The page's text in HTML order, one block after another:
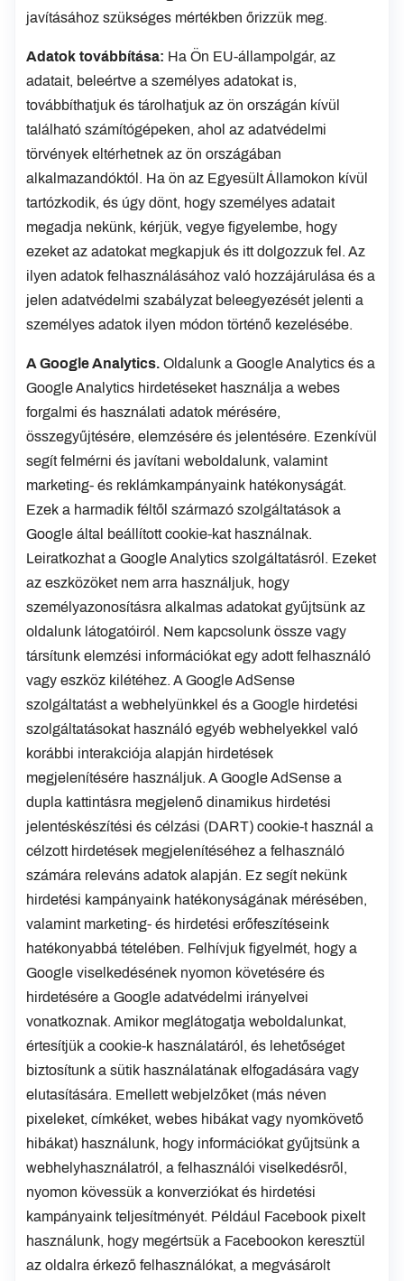
javításához szükséges mértékben őrizzük meg.
Adatok továbbítása: Ha Ön EU-állampolgár, az
adatait, beleértve a személyes adatokat is,
továbbíthatjuk és tárolhatjuk az ön országán kívül
található számítógépeken, ahol az adatvédelmi
törvények eltérhetnek az ön országában
alkalmazandóktól. Ha ön az Egyesült Államokon kívül
tartózkodik, és úgy dönt, hogy személyes adatait
megadja nekünk, kérjük, vegye figyelembe, hogy
ezeket az adatokat megkapjuk és itt dolgozzuk fel. Az
ilyen adatok felhasználásához való hozzájárulása és a
jelen adatvédelmi szabályzat beleegyezését jelenti a
személyes adatok ilyen módon történő kezelésébe.
A Google Analytics. Oldalunk a Google Analytics és a
Google Analytics hirdetéseket használja a webes
forgalmi és használati adatok mérésére,
összegyűjtésére, elemzésére és jelentésére. Ezenkívül
segít felmérni és javítani weboldalunk, valamint
marketing- és reklámkampányaink hatékonyságát.
Ezek a harmadik féltől származó szolgáltatások a
Google által beállított cookie-kat használnak.
Leiratkozhat a Google Analytics szolgáltatásról. Ezeket
az eszközöket nem arra használjuk, hogy
személyazonosításra alkalmas adatokat gyűjtsünk az
oldalunk látogatóiról. Nem kapcsolunk össze vagy
társítunk elemzési információkat egy adott felhasználó
vagy eszköz kilétéhez. A Google AdSense
szolgáltatást a webhelyünkkel és a Google hirdetési
szolgáltatásokat használó egyéb webhelyekkel való
korábbi interakciója alapján hirdetések
megjelenítésére használjuk. A Google AdSense a
dupla kattintásra megjelenő dinamikus hirdetési
jelentéskészítési és célzási (DART) cookie-t használ a
célzott hirdetések megjelenítéséhez a felhasználó
számára releváns adatok alapján. Ez segít nekünk
hirdetési kampányaink hatékonyságának mérésében,
valamint marketing- és hirdetési erőfeszítéseink
hatékonyabbá tételében. Felhívjuk figyelmét, hogy a
Google viselkedésének nyomon követésére és
hirdetésére a Google adatvédelmi irányelvei
vonatkoznak. Amikor meglátogatja weboldalunkat,
értesítjük a cookie-k használatáról, és lehetőséget
biztosítunk a sütik használatának elfogadására vagy
elutasítására. Emellett webjelzőket (más néven
pixeleket, címkéket, webes hibákat vagy nyomkövető
hibákat) használunk, hogy információkat gyűjtsünk a
webhelyhasználatról, a felhasználói viselkedésről,
nyomon kövessük a konverziókat és hirdetési
kampányaink teljesítményét. Például Facebook pixelt
használunk, hogy megértsük a Facebookon keresztül
az oldalra érkező felhasználókat, a megvásárolt